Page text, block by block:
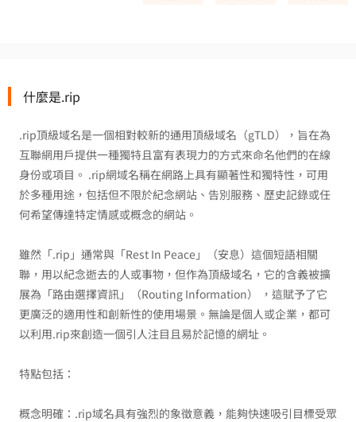
什麼是.rip
.rip頂級域名是一個相對較新的通用頂級域名（gTLD），旨在為
互聯網用戶提供一種獨特且富有表現力的方式來命名他們的在線
身份或項目。 .rip網域名稱在網路上具有顯著性和獨特性，可用
於多種用途，包括但不限於紀念網站、告別服務、歷史記錄或任
何希望傳達特定情感或概念的網站。
雖然「.rip」通常與「Rest In Peace」（安息）這個短語相關
聯，用以紀念逝去的人或事物，但作為頂級域名，它的含義被擴
展為「路由選擇資訊」（Routing Information） ，這賦予了它
更廣泛的適用性和創新性的使用場景。無論是個人或企業，都可
以利用.rip來創造一個引人注目且易於記憶的網址。
特點包括：
概念明確：.rip域名具有強烈的象徵意義，能夠快速吸引目標受眾